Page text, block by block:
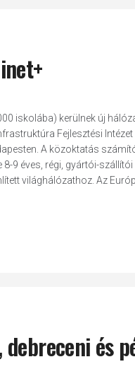
iskolába) kerülnek új
Fejlesztési Intézet
A közoktatás
9 éves, régi, gyártói-
világhálózathoz. Az
és